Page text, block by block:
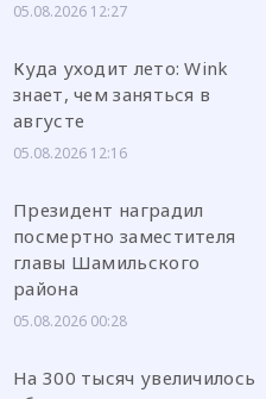
05.08.2026 12:27
Куда уходит лето: Wink
знает, чем заняться в
августе
05.08.2026 12:16
Президент наградил
посмертно заместителя
главы Шамильского
района
05.08.2026 00:28
На 300 тысяч увеличилось